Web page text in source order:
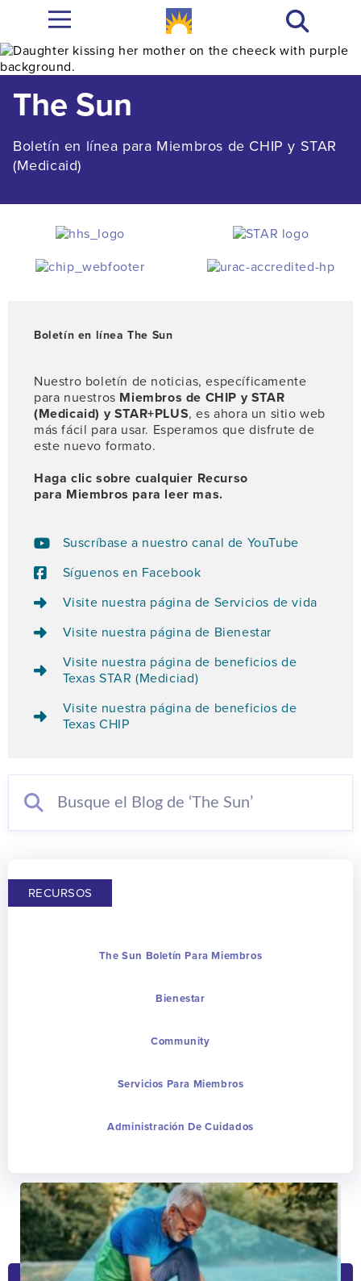
The Sun
Boletín en línea para Miembros de CHIP y STAR
(Medicaid)
Boletín en línea The Sun
Nuestro boletín de noticias, específicamente
para nuestros Miembros de CHIP y STAR
(Medicaid) y STAR+PLUS, es ahora un sitio web
más fácil para usar. Esperamos que disfrute de
este nuevo formato.
Haga clic sobre cualquier Recurso
para Miembros para leer mas.
Suscríbase a nuestro canal de YouTube
Síguenos en Facebook
Visite nuestra página de Servicios de vida
Visite nuestra página de Bienestar
Visite nuestra página de beneficios de
Texas STAR (Mediciad)
Visite nuestra página de beneficios de
Texas CHIP
RECURSOS
The Sun Boletín Para Miembros
Bienestar
Community
Servicios Para Miembros
Administración De Cuidados